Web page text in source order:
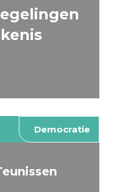
Democratie